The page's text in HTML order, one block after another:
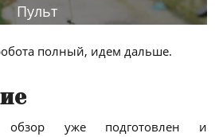
Пульт
полный, идем дальше.
обзор уже подготовлен и